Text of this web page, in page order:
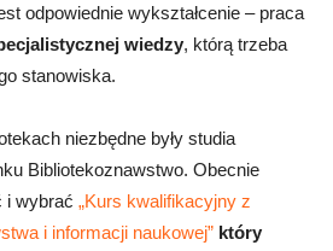
odpowiednie wykształcenie – praca
wiedzy, którą trzeba
stanowiska.
niezbędne były studia
Bibliotekoznawstwo. Obecnie
i wybrać „Kurs kwalifikacyjny z
i informacji naukowej” który